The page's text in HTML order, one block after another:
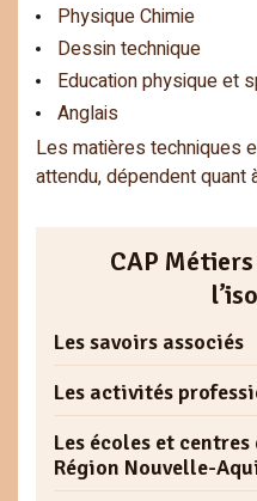
Physique Chimie
Dessin technique
Education physique et
Anglais
Les matières techniques
attendu, dépendent quant
CAP
Les savoirs associés
Connaissance du
L’environnement de
bâtiment
Les enjeux
Les activités
Communication
Prendre
Les écoles et
Région Nouvelle-